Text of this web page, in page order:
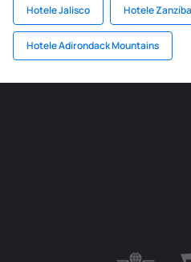
Hotele Jalisco Hotele
Hotele Adirondack Mountains